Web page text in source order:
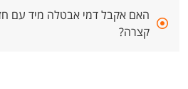
האם אקבל דמי אבטלה מיד עם
קצרה?